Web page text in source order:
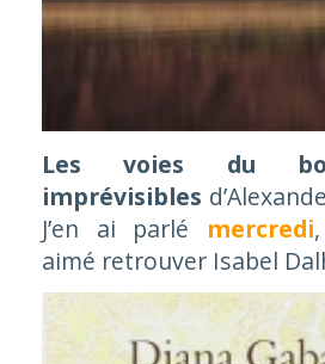
Les voies du
imprévisibles
J’en ai parlé mercredi
aimé retrouver Isabel